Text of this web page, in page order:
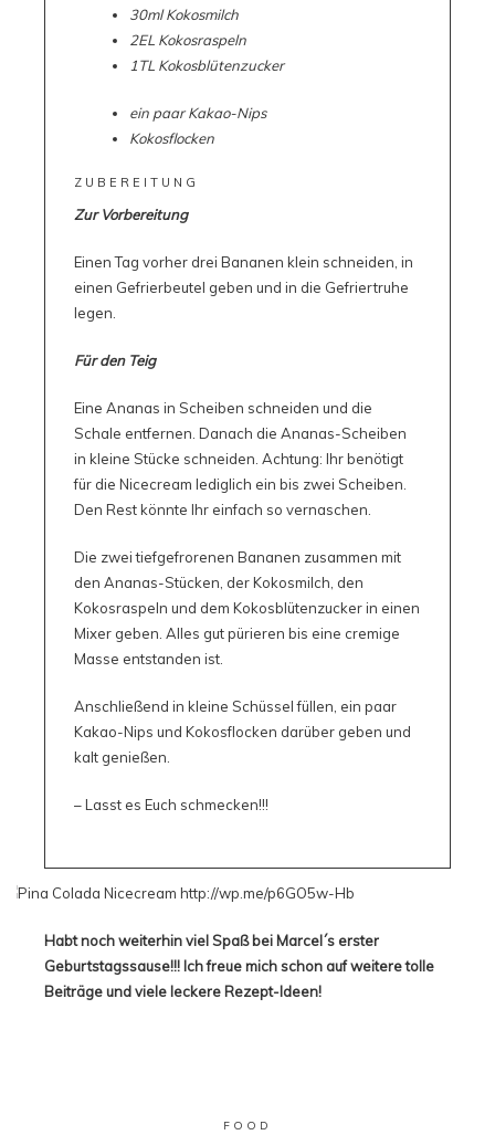
30ml Kokosmilch
2EL Kokosraspeln
1TL Kokosblütenzucker
ein paar Kakao-Nips
Kokosflocken
ZUBEREITUNG
Zur Vorbereitung
Einen Tag vorher drei Bananen klein schneiden, in
einen Gefrierbeutel geben und in die Gefriertruhe
legen.
Für den Teig
Eine Ananas in Scheiben schneiden und die
Schale entfernen. Danach die Ananas-Scheiben
in kleine Stücke schneiden. Achtung: Ihr benötigt
für die Nicecream lediglich ein bis zwei Scheiben.
Den Rest könnte Ihr einfach so vernaschen.
Die zwei tiefgefrorenen Bananen zusammen mit
den Ananas-Stücken, der Kokosmilch, den
Kokosraspeln und dem Kokosblütenzucker in einen
Mixer geben. Alles gut pürieren bis eine cremige
Masse entstanden ist.
Anschließend in kleine Schüssel füllen, ein paar
Kakao-Nips und Kokosflocken darüber geben und
kalt genießen.
– Lasst es Euch schmecken!!!
Habt noch weiterhin viel Spaß bei Marcel´s erster
Geburtstagssause!!! Ich freue mich schon auf weitere tolle
Beiträge und viele leckere Rezept-Ideen!
FOOD